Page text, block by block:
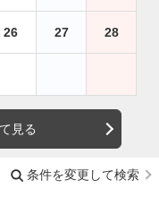
26 27 28
見る
条件を変更して検索